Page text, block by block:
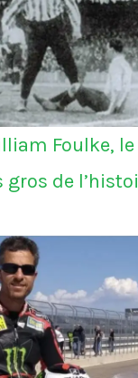
Foulke,
gros de